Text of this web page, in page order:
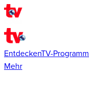
EntdeckenTV-Programm
Mehr